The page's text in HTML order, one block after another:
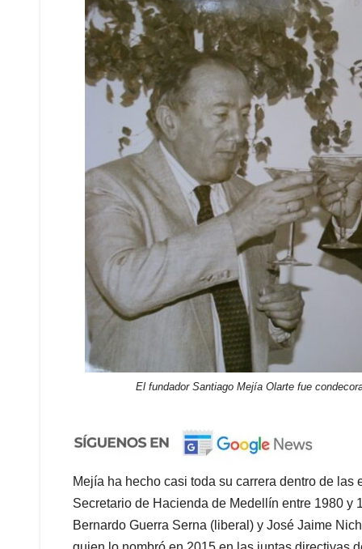
El fundador Santiago Mejía Olarte fue
Mejía ha hecho casi toda su carrera dentro de
Secretario de Hacienda de Medellín entre 1980 y
Bernardo Guerra Serna (liberal) y José Jaime